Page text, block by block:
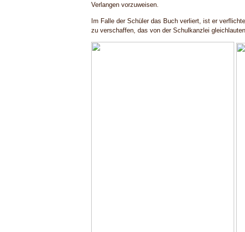
Verlangen vorzuweisen.
Im Falle der Schüler das Buch verliert, ist er
zu verschaffen, das von der Schulkanzlei